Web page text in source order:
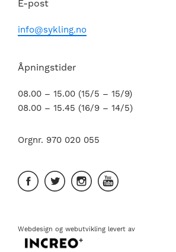
E-post
info@sykling.no
Åpningstider
08.00 – 15.00 (15/5 – 15/9)
08.00 – 15.45 (16/9 – 14/5)
Orgnr. 970 020 055
Webdesign og webutvikling levert av